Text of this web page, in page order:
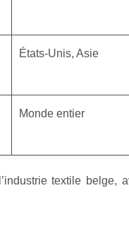
États-Unis, Asie
Monde entier
textile